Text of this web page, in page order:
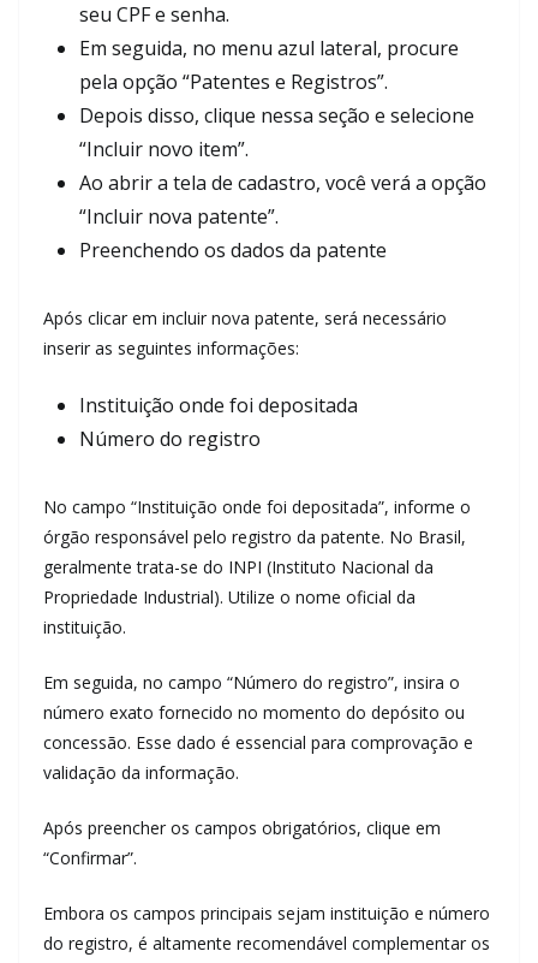
seu CPF e senha.
Em seguida, no menu azul lateral, procure
pela opção “Patentes e Registros”.
Depois disso, clique nessa seção e selecione
“Incluir novo item”.
Ao abrir a tela de cadastro, você verá a opção
“Incluir nova patente”.
Preenchendo os dados da patente
Após clicar em incluir nova patente, será necessário
inserir as seguintes informações:
Instituição onde foi depositada
Número do registro
No campo “Instituição onde foi depositada”, informe o
órgão responsável pelo registro da patente. No Brasil,
geralmente trata-se do INPI (Instituto Nacional da
Propriedade Industrial). Utilize o nome oficial da
instituição.
Em seguida, no campo “Número do registro”, insira o
número exato fornecido no momento do depósito ou
concessão. Esse dado é essencial para comprovação e
validação da informação.
Após preencher os campos obrigatórios, clique em
“Confirmar”.
Embora os campos principais sejam instituição e número
do registro, é altamente recomendável complementar os